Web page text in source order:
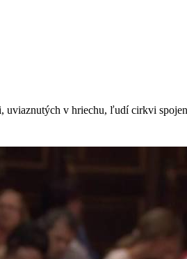
v hriechu, ľudí cirkvi